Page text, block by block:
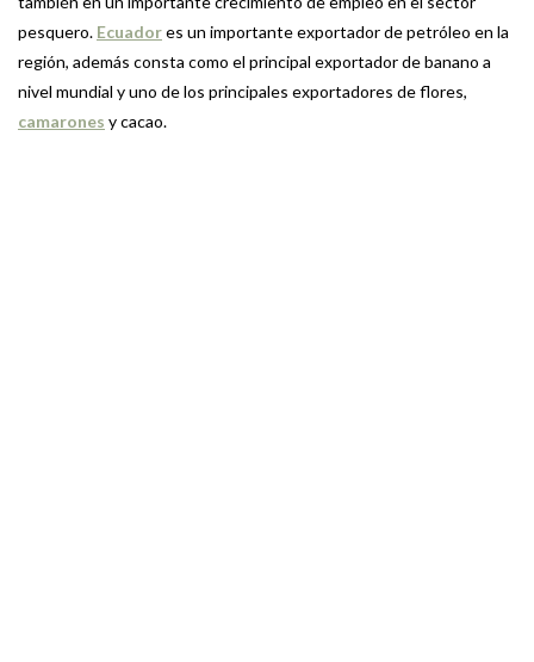
pesquero. Ecuadores un importante exportador de petróleo en la
región, además consta como el principal exportador de banano a
nivel mundial y uno de los principales exportadores de flores,
camarones y cacao.